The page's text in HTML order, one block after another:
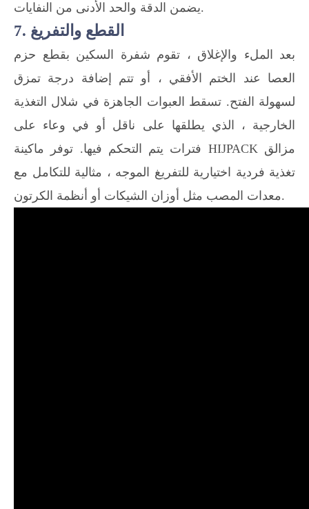
يضمن الدقة والحد الأدنى من النفايات.
7. القطع والتفريغ
بعد الملء والإغلاق ، تقوم شفرة السكين بقطع حزم
العصا عند الختم الأفقي ، أو تتم إضافة درجة تمزق
لسهولة الفتح. تسقط العبوات الجاهزة في شلال التغذية
الخارجية ، الذي يطلقها على ناقل أو في وعاء على
فترات يتم التحكم فيها. توفر ماكينة HIJPACK مزالق
تغذية فردية اختيارية للتفريغ الموجه ، مثالية للتكامل مع
معدات المصب مثل أوزان الشيكات أو أنظمة الكرتون.